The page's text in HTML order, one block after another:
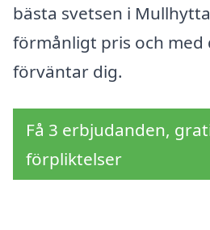
bästa svetsen i
förmånligt pris och med
förväntar dig.
Få 3 erbjudanden,
förpliktelser